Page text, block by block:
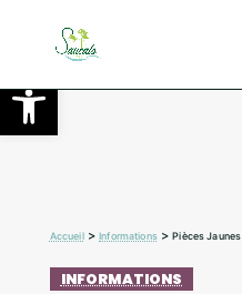
Ouvrir la barre d’outils
Accueil>Informations>Pièces Jaunes
INFORMATIONS